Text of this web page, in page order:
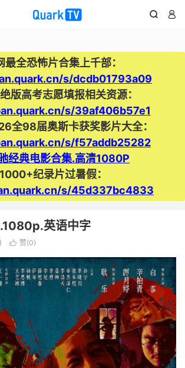
 
最全恐怖片合集上千部：
s/dcdb01793a09
版高考志愿填报相关资源：
s/39af406b57e1
全98届奥斯卡获奖影片大全：
s/f57addb25282
经典电影合集.高清1080P
1000+纪录片过暑假：
s/45d337bc4833
英语中字
 赞(0)